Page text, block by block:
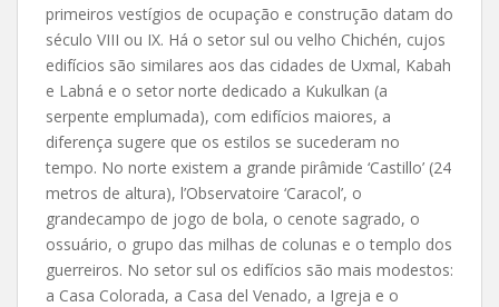
primeiros vestígios de ocupação e construção datam do
século VIII ou IX. Há o setor sul ou velho Chichén, cujos
edifícios são similares aos das cidades de Uxmal, Kabah
e Labná e o setor norte dedicado a Kukulkan (a
serpente emplumada), com edifícios maiores, a
diferença sugere que os estilos se sucederam no
tempo. No norte existem a grande pirâmide ‘Castillo’ (24
metros de altura), l’Observatoire ‘Caracol’, o
grandecampo de jogo de bola, o cenote sagrado, o
ossuário, o grupo das milhas de colunas e o templo dos
guerreiros. No setor sul os edifícios são mais modestos:
a Casa Colorada, a Casa del Venado, a Igreja e o